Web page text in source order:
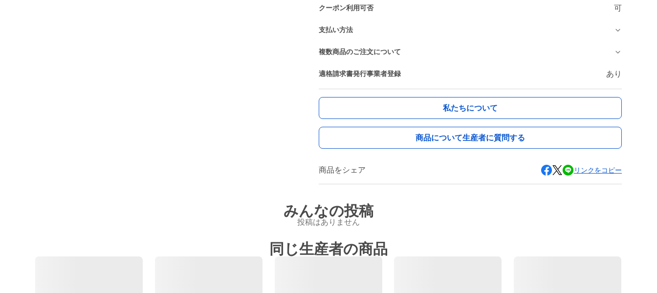
クーポン利用可否 可
支払い方法
複数商品のご注文について
適格請求書発行事業者登録 あり
私たちについて
商品について生産者に質問する
商品をシェア リンクをコピー
みんなの投稿
投稿はありません
同じ生産者の商品